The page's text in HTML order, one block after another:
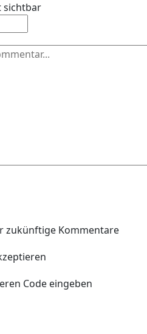
sichtbar
zukünftige Kommentare
Code eingeben